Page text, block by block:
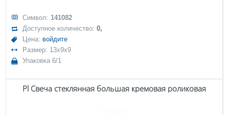
Символ: 141082
Доступное количество:0,
Цена: войдите
Размер: 13x9x9
Упаковка 6/1
Pl Свеча стеклянная большая кремовая роликовая